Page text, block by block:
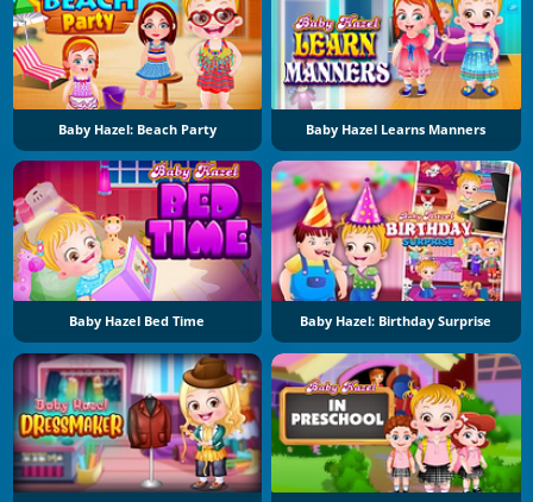
Baby Hazel: Beach Party Baby Hazel Learns Manners
Baby Hazel Bed Time Baby Hazel: Birthday Surprise